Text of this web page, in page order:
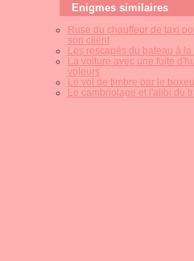
Enigmes similaires
Ruse du chauffeur de taxi
son client
Les rescapés du bateau à la
La voiture avec une fuite
voleurs
Le vol de timbre par le
Le cambriolage et l'alibi du